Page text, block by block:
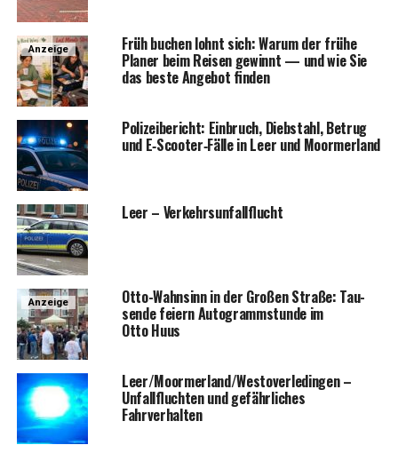
Anzeige Früh buchen lohnt sich: War­um der frü­he
Pla­ner beim Rei­sen gewinnt — und wie Sie
das bes­te Ange­bot finden
Poli­zei­be­richt: Ein­bruch, Dieb­stahl, Betrug
und E‑Scooter‑Fälle in Leer und Moormerland
Leer – Verkehrsunfallflucht
Anzeige Otto-Wahn­sinn in der Gro­ßen Stra­ße: Tau­
sen­de fei­ern Auto­gramm­stun­de im
Otto Huus
Leer/Moormerland/Westoverledingen –
Unfall­fluch­ten und gefähr­li­ches
Fahrverhalten